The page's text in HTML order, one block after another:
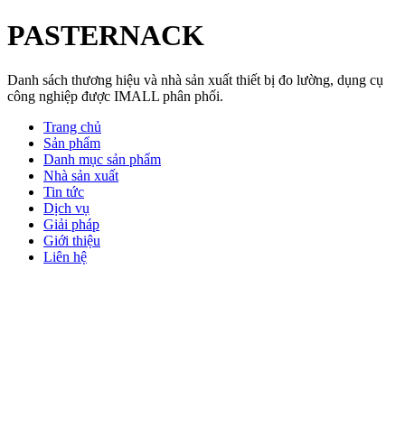
PASTERNACK
Danh sách thương hiệu và nhà sản xuất thiết bị đo lường, dụng cụ
công nghiệp được IMALL phân phối.
Trang chủ
Sản phẩm
Danh mục sản phẩm
Nhà sản xuất
Tin tức
Dịch vụ
Giải pháp
Giới thiệu
Liên hệ